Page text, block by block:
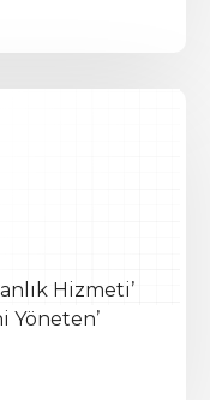
Hizmeti’
Yöneten’